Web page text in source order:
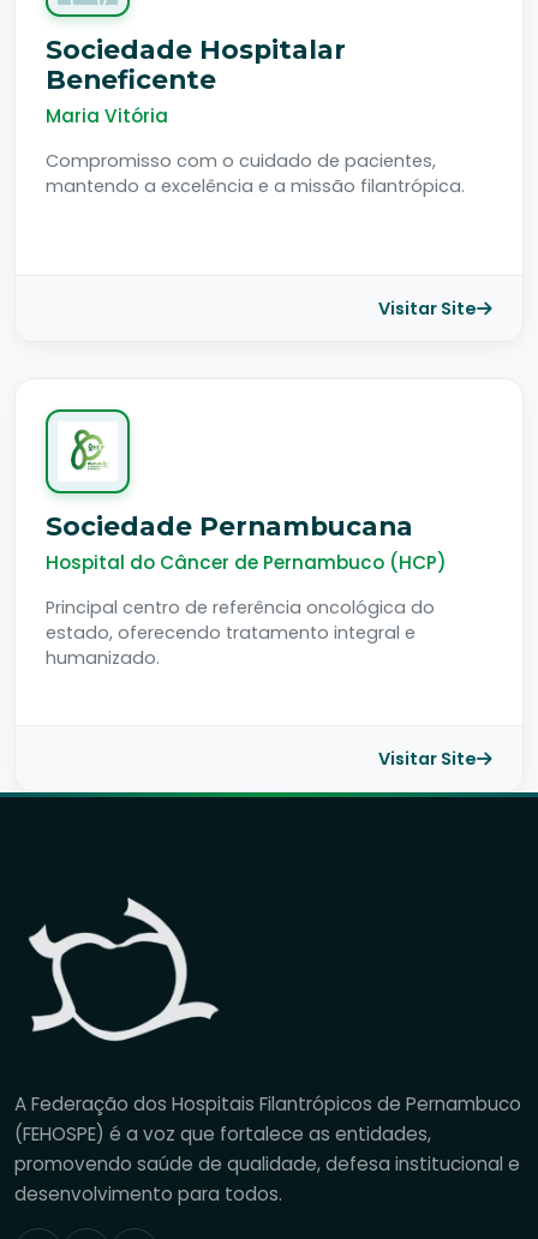
Sociedade Hospitalar
Beneficente
Maria Vitória
Compromisso com o cuidado de pacientes,
mantendo a excelência e a missão filantrópica.
Visitar Site
Sociedade Pernambucana
Hospital do Câncer de Pernambuco (HCP)
Principal centro de referência oncológica do
estado, oferecendo tratamento integral e
humanizado.
Visitar Site
A Federação dos Hospitais Filantrópicos de Pernambuco
(FEHOSPE) é a voz que fortalece as entidades,
promovendo saúde de qualidade, defesa institucional e
desenvolvimento para todos.